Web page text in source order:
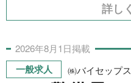
詳し
2026年8月1日掲載
一般求人 ㈱バイセップス